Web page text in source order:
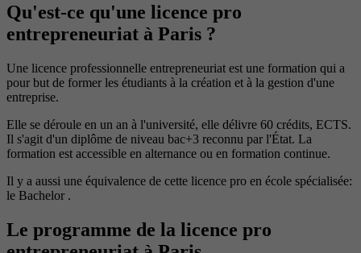
Qu'est-ce qu'une licence pro
entrepreneuriat à Paris ?
Une licence professionnelle entrepreneuriat est une formation qui a
pour but de former les étudiants à la création et à la gestion d'une
entreprise.
Elle se déroule en un an à l'université, elle délivre 60 crédits, ECTS.
Il s'agit d'un diplôme de niveau bac+3 reconnu par l'État. La
formation est accessible en alternance ou en formation continue.
Il y a aussi une équivalence de cette licence pro en école spécialisée:
le Bachelor .
Le programme de la licence pro